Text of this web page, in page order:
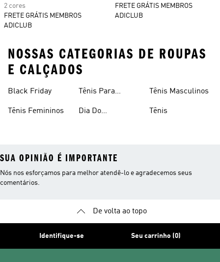
2 cores
FRETE GRÁTIS MEMBROS
ADICLUB
FRETE GRÁTIS MEMBROS
ADICLUB
NOSSAS CATEGORIAS DE ROUPAS
E CALÇADOS
Black Friday
Tênis Femininos
Tênis Para
Dia Do
Tênis Masculinos
Tênis
SUA OPINIÃO É IMPORTANTE
Nós nos esforçamos para melhor atendê-lo e agradecemos seus
comentários.
De volta ao topo
Identifique-se Seu carrinho (0)